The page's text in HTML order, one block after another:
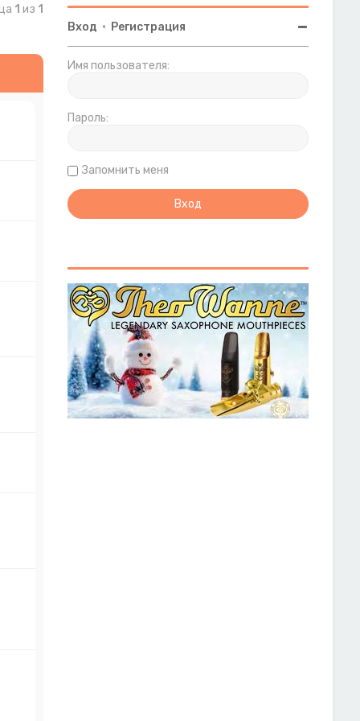
1 из 1
Вход • Регистрация
Имя пользователя:
Пароль:
Запомнить меня